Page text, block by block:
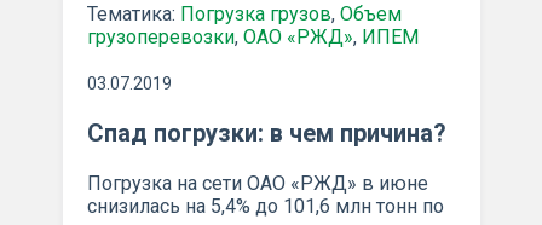
Тематика: Погрузка грузов, Объем
грузоперевозки, ОАО «РЖД», ИПЕМ
03.07.2019
Спад погрузки: в чем причина?
Погрузка на сети ОАО «РЖД» в июне
снизилась на 5,4% до 101,6 млн тонн по